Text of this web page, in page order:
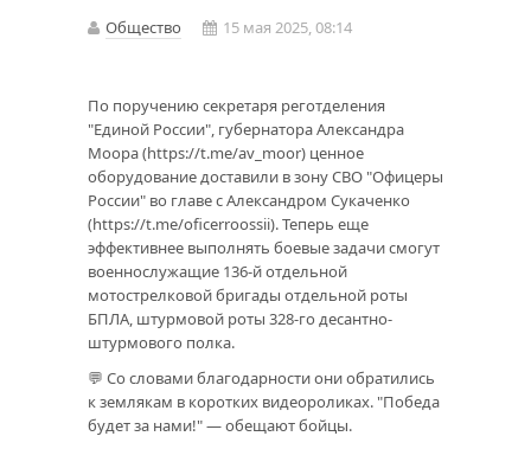
Общество 15 мая 2025, 08:14
По поручению секретаря реготделения
"Единой России", губернатора Александра
Моора (https://t.me/av_moor) ценное
оборудование доставили в зону СВО "Офицеры
России" во главе с Александром Сукаченко
(https://t.me/oficerroossii). Теперь еще
эффективнее выполнять боевые задачи смогут
военнослужащие 136-й отдельной
мотострелковой бригады отдельной роты
БПЛА, штурмовой роты 328-го десантно-
штурмового полка.
💬 Со словами благодарности они обратились
к землякам в коротких видеороликах. "Победа
будет за нами!" — обещают бойцы.